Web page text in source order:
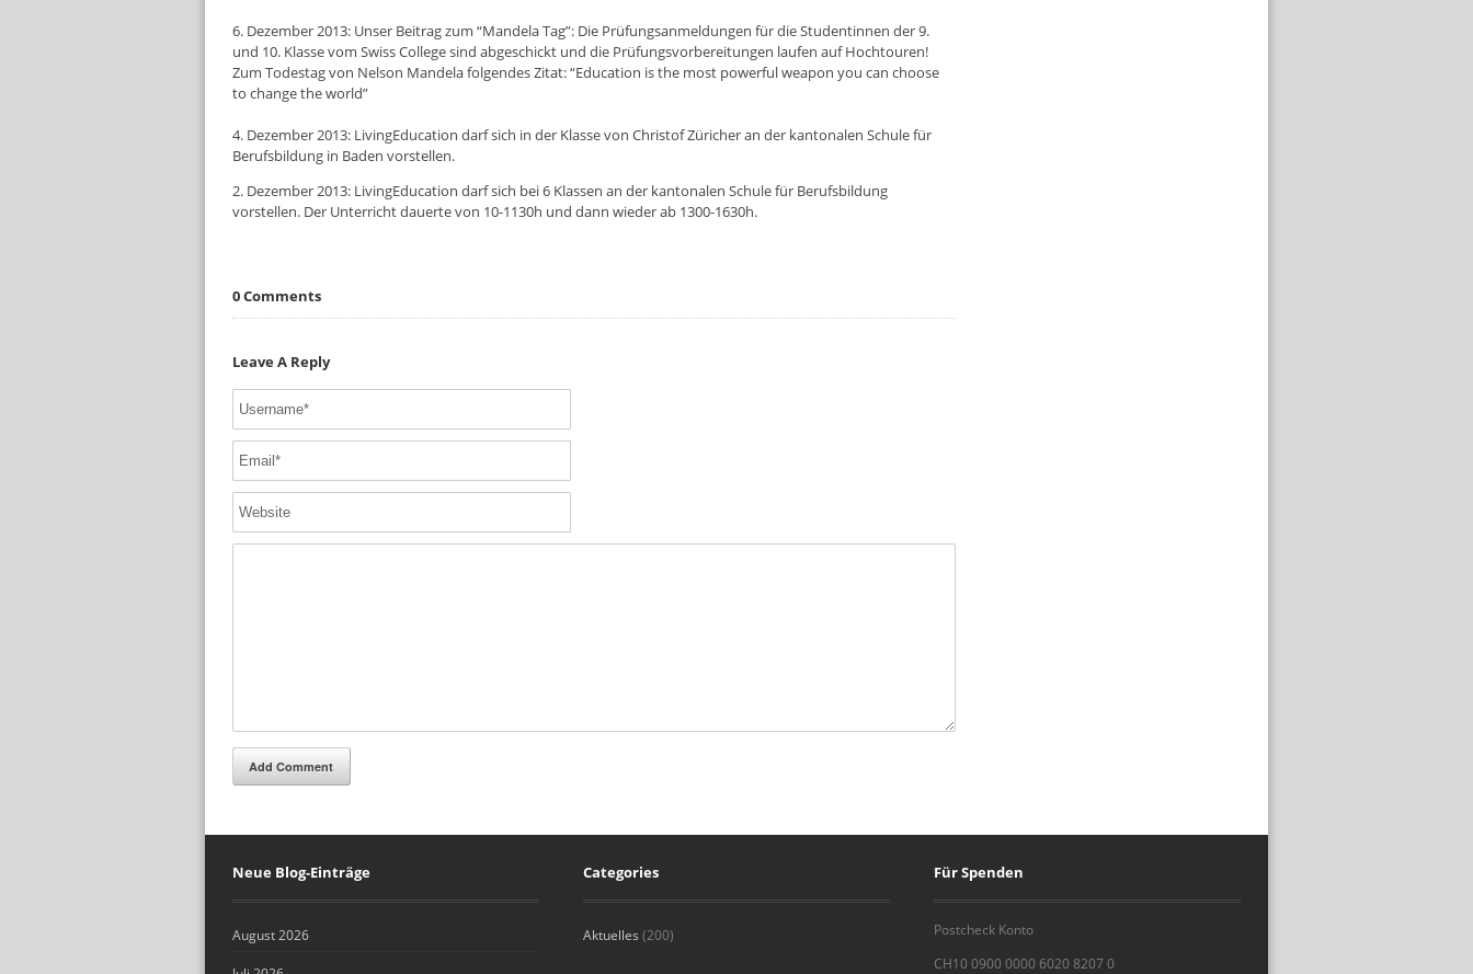
6. Dezember 2013: Unser Beitrag zum “Mandela Tag”: Die Prüfungsanmeldungen für die Studentinnen der 9.
und 10. Klasse vom Swiss College sind abgeschickt und die Prüfungsvorbereitungen laufen auf Hochtouren!
Zum Todestag von Nelson Mandela folgendes Zitat: “Education is the most powerful weapon you can choose
to change the world”
4. Dezember 2013: LivingEducation darf sich in der Klasse von Christof Züricher an der kantonalen Schule für
Berufsbildung in Baden vorstellen.
2. Dezember 2013: LivingEducation darf sich bei 6 Klassen an der kantonalen Schule für Berufsbildung
vorstellen. Der Unterricht dauerte von 10-1130h und dann wieder ab 1300-1630h.
0 Comments
Leave A Reply
Add Comment
Neue Blog-Einträge
August 2026
Categories
Aktuelles (200)
Für Spenden
Postcheck Konto
CH10 0900 0000 6020 8207 0